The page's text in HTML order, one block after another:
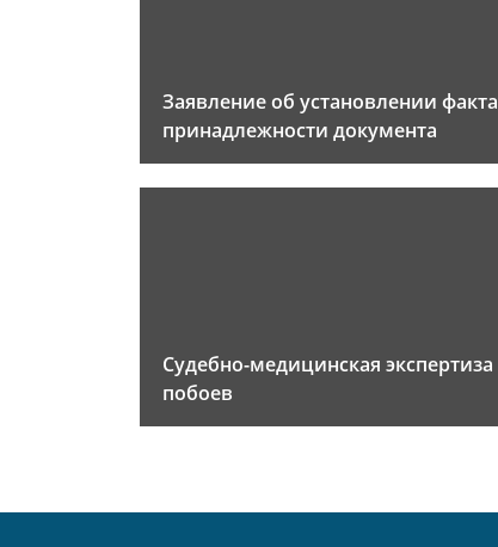
Заявление об установлении факта
принадлежности документа
Судебно-медицинская экспертиза
побоев